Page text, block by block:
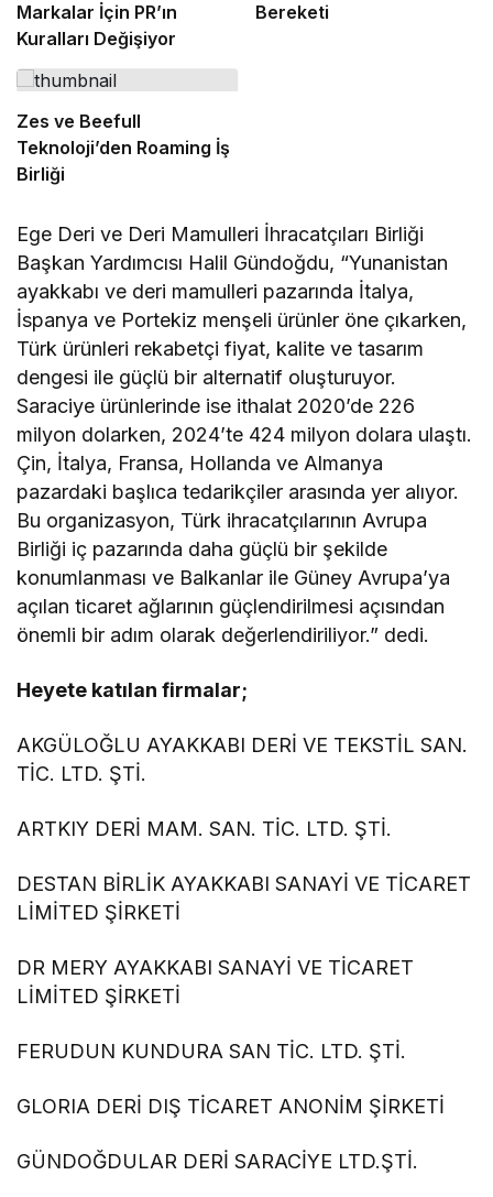
Markalar İçin PR’ın
Kuralları Değişiyor
Bereketi
Zes ve Beefull
Teknoloji’den Roaming İş
Birliği
Ege Deri ve Deri Mamulleri İhracatçıları Birliği
Başkan Yardımcısı Halil Gündoğdu, “Yunanistan
ayakkabı ve deri mamulleri pazarında İtalya,
İspanya ve Portekiz menşeli ürünler öne çıkarken,
Türk ürünleri rekabetçi fiyat, kalite ve tasarım
dengesi ile güçlü bir alternatif oluşturuyor.
Saraciye ürünlerinde ise ithalat 2020’de 226
milyon dolarken, 2024’te 424 milyon dolara ulaştı.
Çin, İtalya, Fransa, Hollanda ve Almanya
pazardaki başlıca tedarikçiler arasında yer alıyor.
Bu organizasyon, Türk ihracatçılarının Avrupa
Birliği iç pazarında daha güçlü bir şekilde
konumlanması ve Balkanlar ile Güney Avrupa’ya
açılan ticaret ağlarının güçlendirilmesi açısından
önemli bir adım olarak değerlendiriliyor.” dedi.
Heyete katılan firmalar;
AKGÜLOĞLU AYAKKABI DERİ VE TEKSTİL SAN.
TİC. LTD. ŞTİ.
ARTKIY DERİ MAM. SAN. TİC. LTD. ŞTİ.
DESTAN BİRLİK AYAKKABI SANAYİ VE TİCARET
LİMİTED ŞİRKETİ
DR MERY AYAKKABI SANAYİ VE TİCARET
LİMİTED ŞİRKETİ
FERUDUN KUNDURA SAN TİC. LTD. ŞTİ.
GLORIA DERİ DIŞ TİCARET ANONİM ŞİRKETİ
GÜNDOĞDULAR DERİ SARACİYE LTD.ŞTİ.